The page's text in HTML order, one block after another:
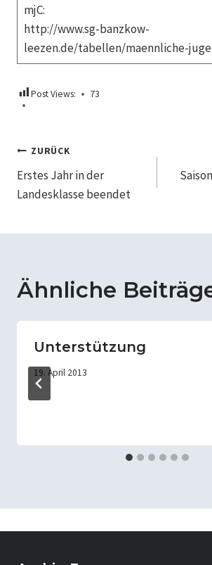
mjC:
http://www.sg-banzkow-
leezen.de/tabellen/maennliche-
Post Views: 73
Beitragsnavigation
ZURÜCK
Erstes Jahr in der
Landesklasse beendet
Ähnliche
Unterstützung
19. April 2013